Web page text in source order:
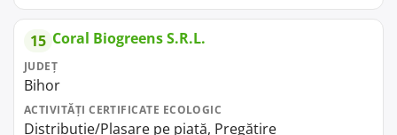
15 Coral Biogreens S.R.L.
JUDEȚ
Bihor
ACTIVITĂȚI CERTIFICATE ECOLOGIC
Distribuție/Plasare pe piață, Pregătire